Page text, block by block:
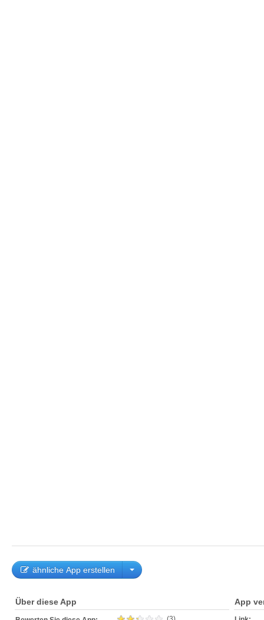
ähnliche App erstellen
Über diese App App